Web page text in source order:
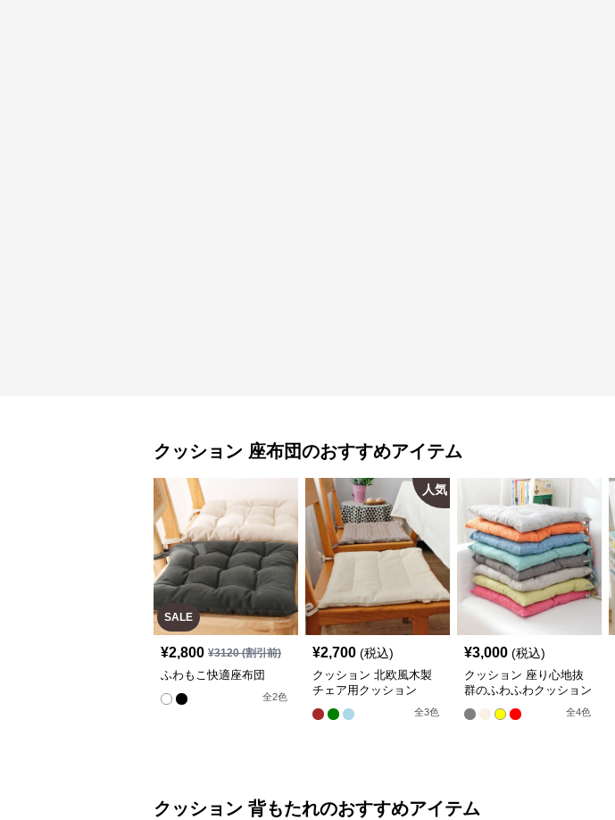
クッション 座布団のおすすめアイテム
SALE
¥2,800 ¥3120(割引前)
ふわもこ快適座布団
全2色
人気
¥2,700 (税込)
クッション 北欧風木製
チェア用クッション
全3色
¥3,000 (税込)
クッション 座り心地抜
群のふわふわクッション
全4色
クッション 背もたれのおすすめアイテム